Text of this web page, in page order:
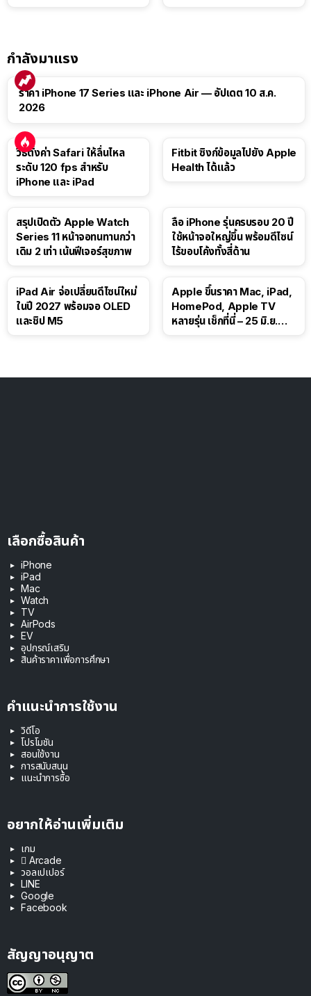
กำลังมาแรง
ราคา iPhone 17 Series และ iPhone Air — อัปเดต 10 ส.ค.
2026
วิธีตั้งค่า Safari ให้ลื่นไหล
ระดับ 120 fps สำหรับ
iPhone และ iPad
Fitbit ซิงก์ข้อมูลไปยัง Apple
Health ได้แล้ว
สรุปเปิดตัว Apple Watch
Series 11 หน้าจอทนทานกว่า
เดิม 2 เท่า เน้นฟีเจอร์สุขภาพ
ลือ iPhone รุ่นครบรอบ 20 ปี
ใช้หน้าจอใหญ่ขึ้น พร้อมดีไซน์
ไร้ขอบโค้งทั้งสี่ด้าน
iPad Air จ่อเปลี่ยนดีไซน์ใหม่
ในปี 2027 พร้อมจอ OLED
และชิป M5
Apple ขึ้นราคา Mac, iPad,
HomePod, Apple TV
หลายรุ่น เช็กที่นี่ – 25 มิ.ย.
เลือกซื้อสินค้า
iPhone
iPad
Mac
Watch
TV
AirPods
EV
อุปกรณ์เสริม
สินค้าราคาเพื่อการศึกษา
คำแนะนำการใช้งาน
วิดีโอ
โปรโมชัน
สอนใช้งาน
การสนับสนุน
แนะนำการซื้อ
อยากให้อ่านเพิ่มเติม
เกม
 Arcade
วอลเปเปอร์
LINE
Google
Facebook
สัญญาอนุญาต